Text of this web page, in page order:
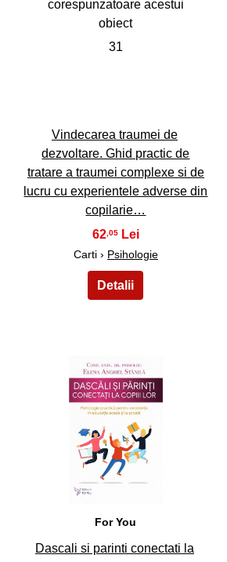
31
Vindecarea traumei de
dezvoltare. Ghid practic de
tratare a traumei complexe si de
lucru cu experientele adverse din
copilarie…
62,05
Carti › Psihologie
For You
Dascali si parinti conectati la